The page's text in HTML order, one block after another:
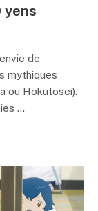
yens
de
mythiques
ou Hokutosei).
...